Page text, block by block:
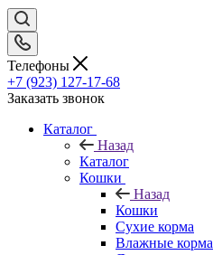
Телефоны
+7 (923) 127-17-68
Заказать звонок
Каталог
Назад
Каталог
Кошки
Назад
Кошки
Сухие корма
Влажные корма